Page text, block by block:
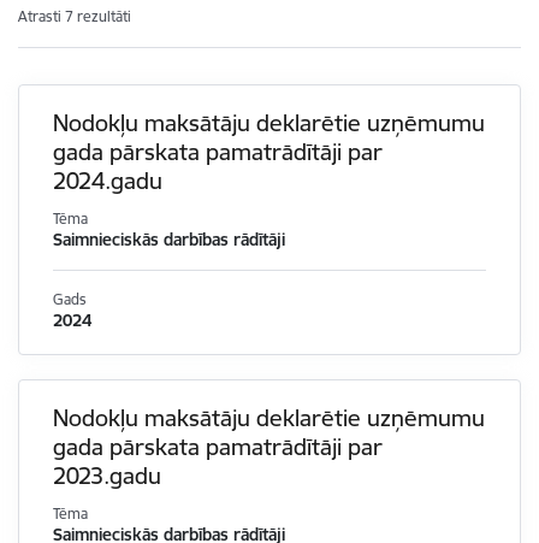
Atrasti 7 rezultāti
Nodokļu maksātāju deklarētie uzņēmumu
gada pārskata pamatrādītāji par
2024.gadu
Tēma
Saimnieciskās darbības rādītāji
Gads
2024
Nodokļu maksātāju deklarētie uzņēmumu
gada pārskata pamatrādītāji par
2023.gadu
Tēma
Saimnieciskās darbības rādītāji